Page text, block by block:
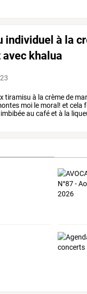
individuel à la
khalua
tiramisu à la crèmede
moi le moral! et cela
imbibéeau caféet à la